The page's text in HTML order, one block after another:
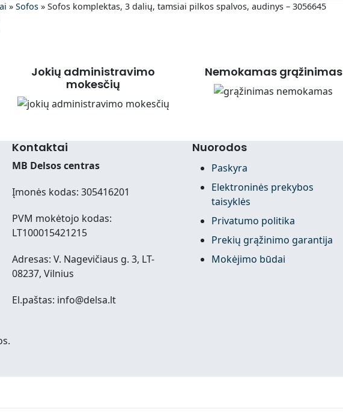
» Sofos » Sofos komplektas, 3 dalių, tamsiai pilkos spalvos, audinys – 3056645
Jokių administravimo
mokesčių
Nemokamas grąžinimas
Kontaktai
MB Delsos centras
Įmonės kodas: 305416201
PVM mokėtojo kodas:
LT100015421215
Adresas: V. Nagevičiaus g. 3, LT-
08237, Vilnius
El.paštas: info@delsa.lt
Nuorodos
Paskyra
Elektroninės prekybos
taisyklės
Privatumo politika
Prekių grąžinimo garantija
Mokėjimo būdai